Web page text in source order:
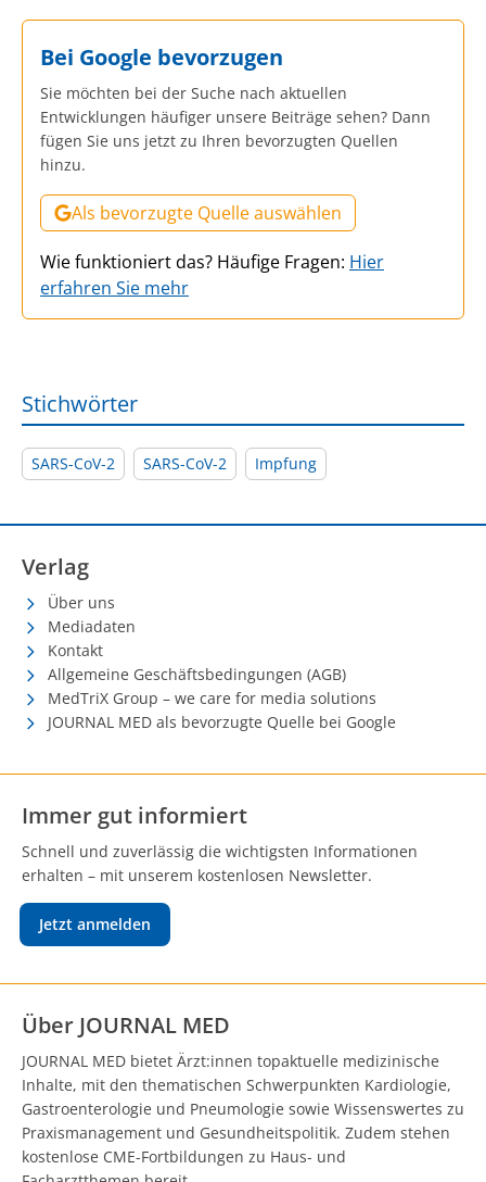
Bei Google bevorzugen
Sie möchten bei der Suche nach aktuellen
Entwicklungen häufiger unsere Beiträge sehen? Dann
fügen Sie uns jetzt zu Ihren bevorzugten Quellen
hinzu.
Als bevorzugte Quelle auswählen
Wie funktioniert das? Häufige Fragen: Hier
erfahren Sie mehr
Stichwörter
SARS-CoV-2 SARS-CoV-2 Impfung
Verlag
Über uns
Mediadaten
Kontakt
Allgemeine Geschäftsbedingungen (AGB)
MedTriX Group – we care for media solutions
JOURNAL MED als bevorzugte Quelle bei Google
Immer gut informiert
Schnell und zuverlässig die wichtigsten Informationen
erhalten – mit unserem kostenlosen Newsletter.
Jetzt anmelden
Über JOURNAL MED
JOURNAL MED bietet Ärzt:innen topaktuelle medizinische
Inhalte, mit den thematischen Schwerpunkten Kardiologie,
Gastroenterologie und Pneumologie sowie Wissenswertes zu
Praxismanagement und Gesundheitspolitik. Zudem stehen
kostenlose CME-Fortbildungen zu Haus- und